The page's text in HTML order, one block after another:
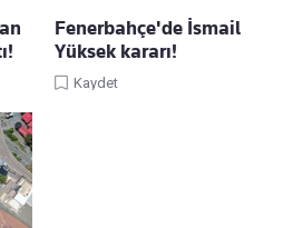
Fenerbahçe'de İsmail
Yüksek kararı!
Kaydet